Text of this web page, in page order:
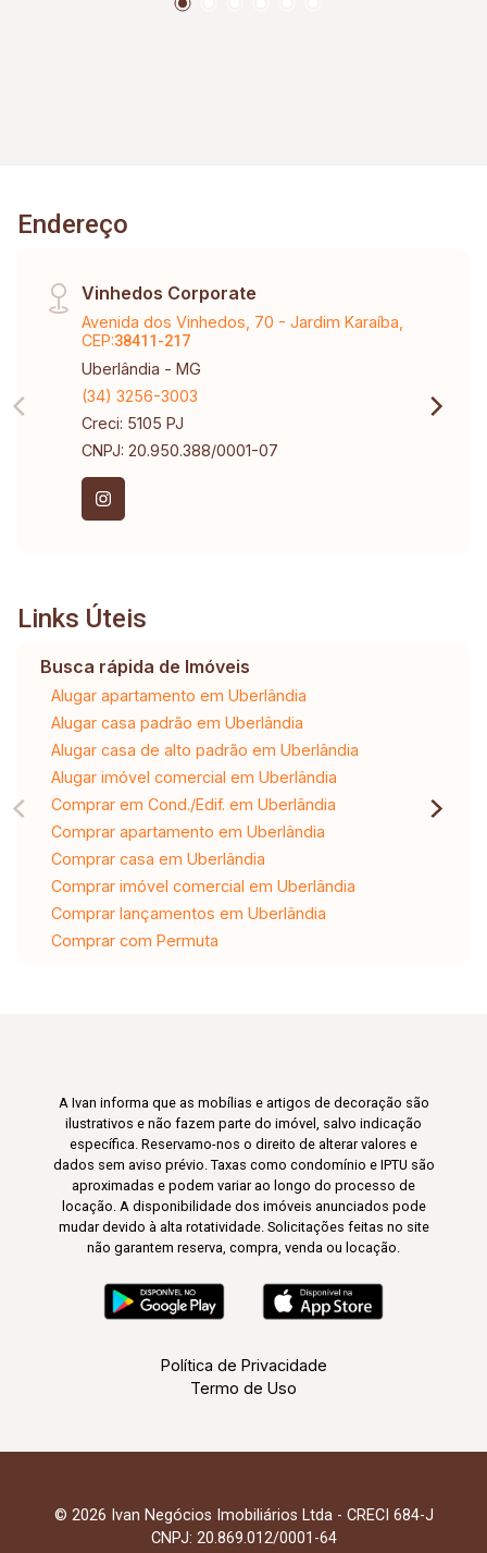
Endereço
Vinhedos Corporate
Avenida dos Vinhedos, 70 - Jardim Karaíba,
CEP:38411-217
Uberlândia - MG
(34) 3256-3003
Creci: 5105 PJ
CNPJ: 20.950.388/0001-07
Links Úteis
Busca rápida de Imóveis
Alugar apartamento em Uberlândia
Alugar casa padrão em Uberlândia
Alugar casa de alto padrão em Uberlândia
Alugar imóvel comercial em Uberlândia
Comprar em Cond./Edif. em Uberlândia
Comprar apartamento em Uberlândia
Comprar casa em Uberlândia
Comprar imóvel comercial em Uberlândia
Comprar lançamentos em Uberlândia
Comprar com Permuta
A Ivan informa que as mobílias e artigos de decoração são
ilustrativos e não fazem parte do imóvel, salvo indicação
específica. Reservamo-nos o direito de alterar valores e
dados sem aviso prévio. Taxas como condomínio e IPTU são
aproximadas e podem variar ao longo do processo de
locação. A disponibilidade dos imóveis anunciados pode
mudar devido à alta rotatividade. Solicitações feitas no site
não garantem reserva, compra, venda ou locação.
Política de Privacidade
Termo de Uso
© 2026 Ivan Negócios Imobiliários Ltda - CRECI 684-J
CNPJ: 20.869.012/0001-64